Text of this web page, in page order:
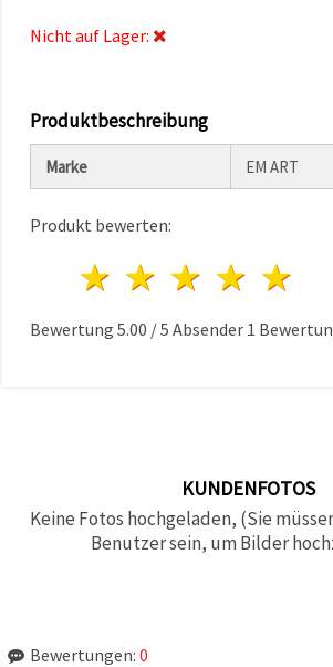
Einstellungen
Einwilligung
können Sie
jederzeit
ändern
Impressum
Datenschutzerklärung
Alle
Nicht auf Lager:
Produktbeschreibung
Marke EM ART
Produkt bewerten:
4
3 Sterne
2 Sterne
1 Stern
Bewertung 5.00 /5 Absender 1
KUNDENFOTOS
Keine Fotos hochgeladen, (Sie
Benutzer sein, um Bilder
Bewertungen: 0